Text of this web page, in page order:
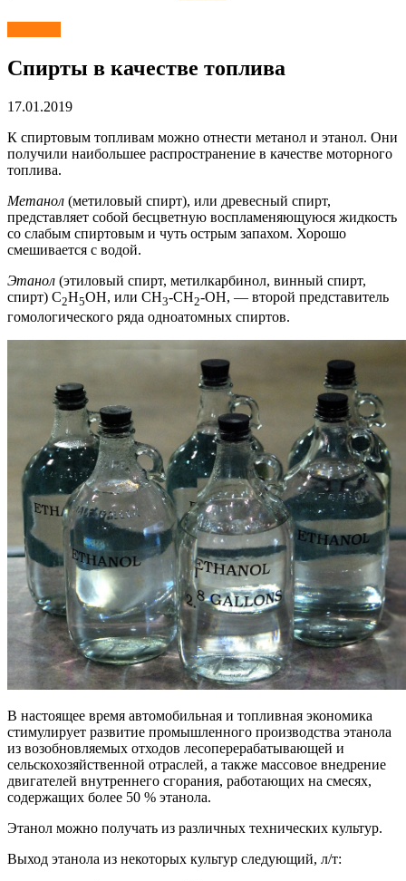
Спирты в качестве топлива
17.01.2019
К спиртовым топливам можно отнести метанол и этанол. Они
получили наибольшее распространение в качестве моторного
топлива.
Метанол (метиловый спирт), или древесный спирт,
представляет собой бесцветную воспламеняющуюся жидкость
со слабым спиртовым и чуть острым запахом. Хорошо
смешивается с водой.
Этанол (этиловый спирт, метилкарбинол, винный спирт,
спирт) C2H5OH, или CH3-CH2-OH, — второй представитель
гомологического ряда одноатомных спиртов.
В настоящее время автомобильная и топливная экономика
стимулирует развитие промышленного производства этанола
из возобновляемых отходов лесоперерабатывающей и
сельскохозяйственной отраслей, а также массовое внедрение
двигателей внутреннего сгорания, работающих на смесях,
содержащих более 50 % этанола.
Этанол можно получать из различных технических культур.
Выход этанола из некоторых культур следующий, л/т: